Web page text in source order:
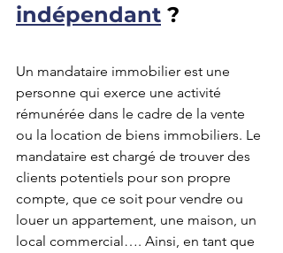
indépendant ?
Un mandataire immobilier est une
personne qui exerce une activité
rémunérée dans le cadre de la vente
ou la location de biens immobiliers. Le
mandataire est chargé de trouver des
clients potentiels pour son propre
compte, que ce soit pour vendre ou
louer un appartement, une maison, un
local commercial…. Ainsi, en tant que